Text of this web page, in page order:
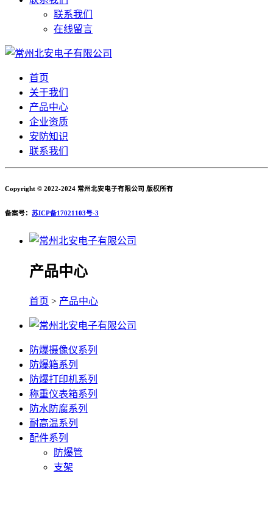
联系我们
在线留言
首页
关于我们
产品中心
企业资质
安防知识
联系我们
Copyright © 2022-2024 常州北安电子有限公司 版权所有
备案号： 苏ICP备17021103号-3
产品中心
首页 > 产品中心
防爆摄像仪系列
防爆箱系列
防爆打印机系列
称重仪表箱系列
防水防腐系列
耐高温系列
配件系列
防爆管
支架